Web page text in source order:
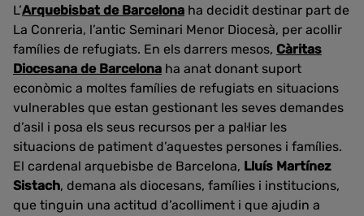
L’Arquebisbat de Barcelona ha decidit destinar part de
La Conreria, l’antic Seminari Menor Diocesà, per acollir
famílies de refugiats. En els darrers mesos, Càritas
Diocesana de Barcelona ha anat donant suport
econòmic a moltes famílies de refugiats en situacions
vulnerables que estan gestionant les seves demandes
d’asil i posa els seus recursos per a pal·liar les
situacions de patiment d’aquestes persones i famílies.
El cardenal arquebisbe de Barcelona, Lluís Martínez
Sistach, demana als diocesans, famílies i institucions,
que tinguin una actitud d’acolliment i que ajudin a